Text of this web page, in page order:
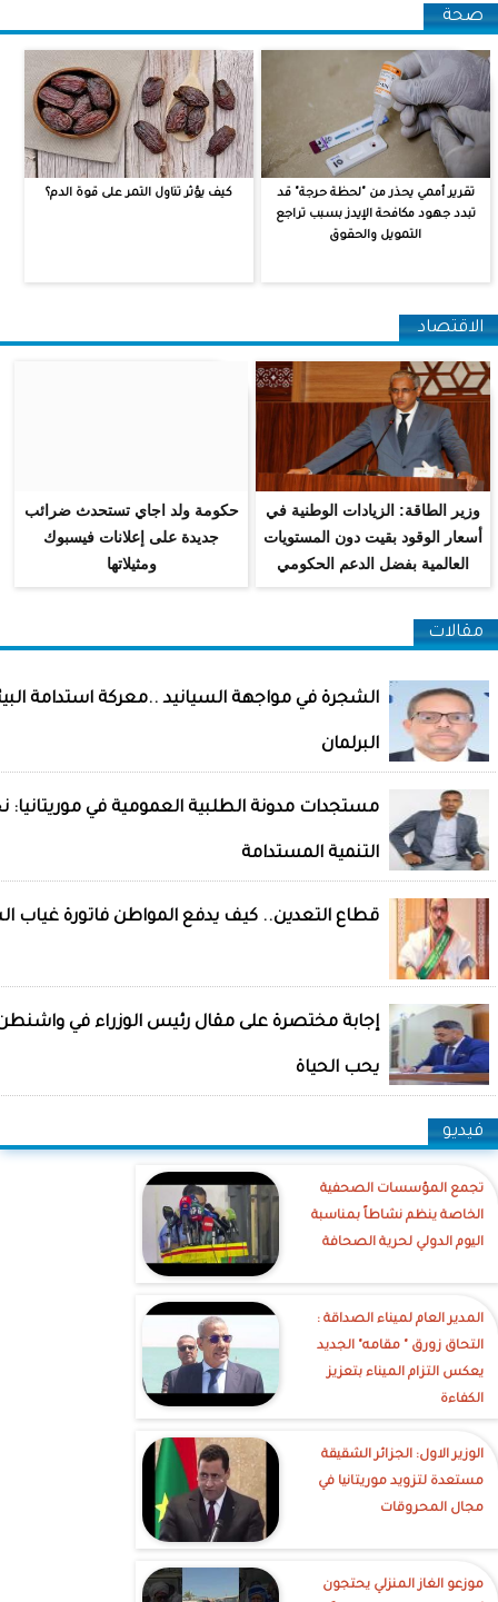
‏صحة ‏
تقرير أممي يحذر من "لحظة حرجة" قد
تبدد جهود مكافحة الإيدز بسبب تراجع
التمويل والحقوق
كيف يؤثر تناول التمر على قوة الدم؟
‏الاقتصاد ‏
وزير الطاقة: الزيادات الوطنية في
أسعار الوقود بقيت دون المستويات
العالمية بفضل الدعم الحكومي
حكومة ولد اجاي تستحدث ضرائب
جديدة على إعلانات فيسبوك
ومثيلاتها
مقالات
الشجرة في مواجهة السيانيد ..معركة استدامة
البرلمان
مستجدات مدونة الطلبية العمومية في موريتانيا:
التنمية المستدامة
قطاع التعدين.. كيف يدفع المواطن فاتورة غياب
إجابة مختصرة على مقال رئيس الوزراء في
يحب الحياة
فيديو
تجمع المؤسسات الصحفية
الخاصة ينظم نشاطاً بمناسبة
اليوم الدولي لحرية الصحافة
‎المدير العام لميناء الصداقة :
التحاق زورق " مقامه" الجديد
يعكس التزام الميناء بتعزيز
الكفاءة
الوزير الاول: الجزائر الشقيقة
مستعدة لتزويد موريتانيا في
مجال المحروقات
موزعو الغاز المنزلي يحتجون